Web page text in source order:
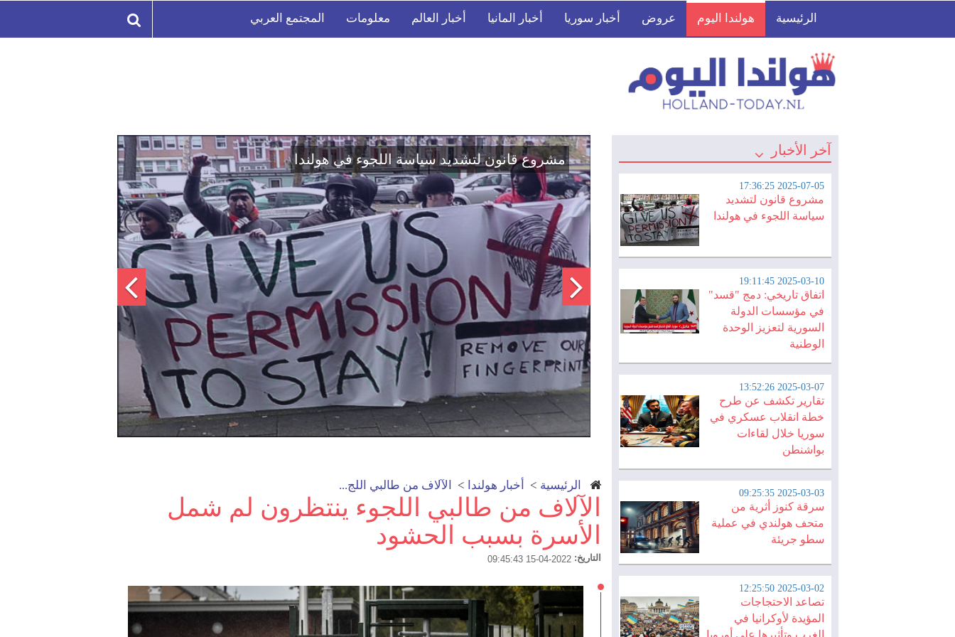
الرئيسية هولندا اليوم عروض أخبار سوريا أخبار المانيا أخبار العالم معلومات المجتمع العربي
آخر الأخبار
2025-07-05 17:36:25
مشروع قانون لتشديد
سياسة اللجوء في هولندا
2025-03-10 19:11:45
اتفاق تاريخي: دمج "قسد"
في مؤسسات الدولة
السورية لتعزيز الوحدة
الوطنية
2025-03-07 13:52:26
تقارير تكشف عن طرح
خطة انقلاب عسكري في
سوريا خلال لقاءات
بواشنطن
2025-03-03 09:25:35
سرقة كنوز أثرية من
متحف هولندي في عملية
سطو جريئة
2025-03-02 12:25:50
تصاعد الاحتجاجات
المؤيدة لأوكرانيا في
اتفاق تاريخي: دمج "قسد" في مؤسسات الدولة السورية لتعزيز الوحدة
الوطنية
الرئيسية > أخبار هولندا > الآلاف من طالبي اللج...
الآلاف من طالبي اللجوء ينتظرون لم شمل
الأسرة بسبب الحشود
التاريخ: